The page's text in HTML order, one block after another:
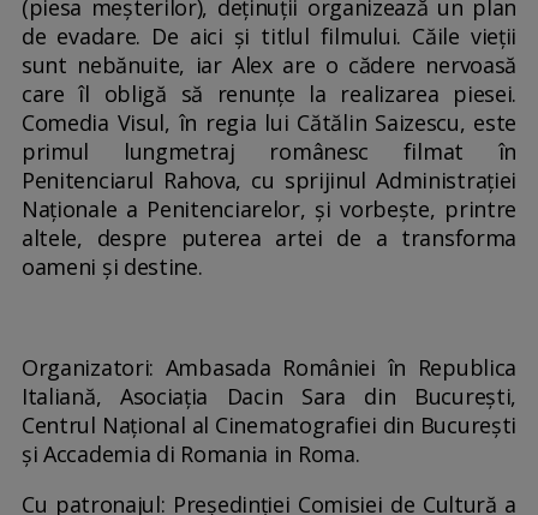
(piesa meșterilor), deținuții organizează un plan
de evadare. De aici și titlul filmului. Căile vieții
sunt nebănuite, iar Alex are o cădere nervoasă
care îl obligă să renunțe la realizarea piesei.
Comedia Visul, în regia lui Cătălin Saizescu, este
primul lungmetraj românesc filmat în
Penitenciarul Rahova, cu sprijinul Administrației
Naționale a Penitenciarelor, și vorbește, printre
altele, despre puterea artei de a transforma
oameni și destine.
Organizatori: Ambasada României în Republica
Italiană, Asociația Dacin Sara din București,
Centrul Național al Cinematografiei din București
și Accademia di Romania in Roma.
Cu patronajul: Președinției Comisiei de Cultură a